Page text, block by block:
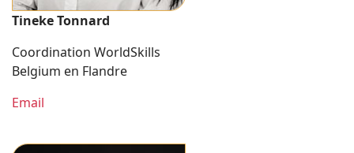
Tineke Tonnard
Coordination WorldSkills
Belgium en Flandre
Email